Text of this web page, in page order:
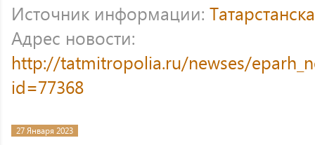
Источник информации:
Адрес новости:
http://tatmitropolia.ru/newses/
id=77368
27 Января 2023